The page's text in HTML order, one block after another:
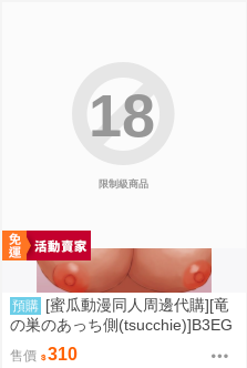
限制級商品
18
預購 [蜜瓜動漫同人周邊代購][竜
の巣のあっち側(tsucchie)]B3EG
(同人誌)
售價 310